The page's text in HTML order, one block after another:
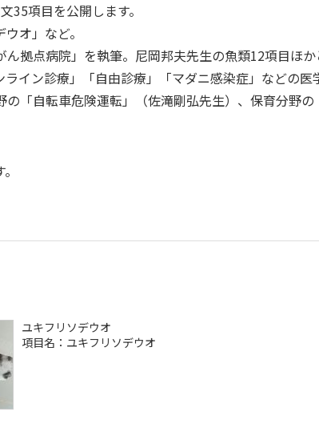
35項目を公開します。
オ」など。
拠点病院」を執筆。尼岡邦夫先生の魚類12項目ほ
イン診療」「自由診療」「マダニ感染症」などの
「自転車危険運転」（佐滝剛弘先生）、保育分野の
ユキフリソデウオ
項目名：ユキフリソデウオ